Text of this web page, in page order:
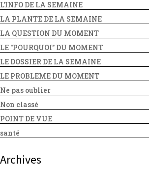
L'INFO DE LA SEMAINE
LA PLANTE DE LA SEMAINE
LA QUESTION DU MOMENT
LE "POURQUOI" DU MOMENT
LE DOSSIER DE LA SEMAINE
LE PROBLEME DU MOMENT
Ne pas oublier
Non classé
POINT DE VUE
santé
Archives